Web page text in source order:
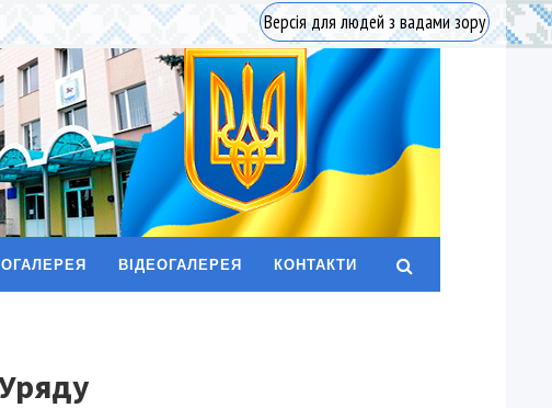
Версія для людей з вадами зору
ВІДЕОГАЛЕРЕЯ КОНТАКТИ